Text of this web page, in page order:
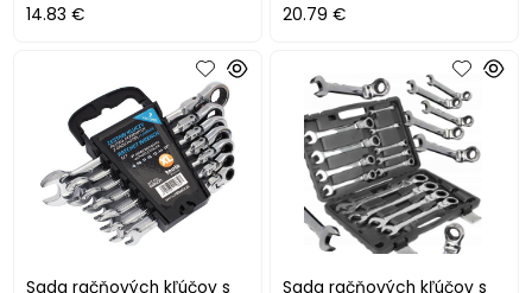
14.83 € 20.79 €
Sada račňových kľúčov s
Sada račňových kľúčov s